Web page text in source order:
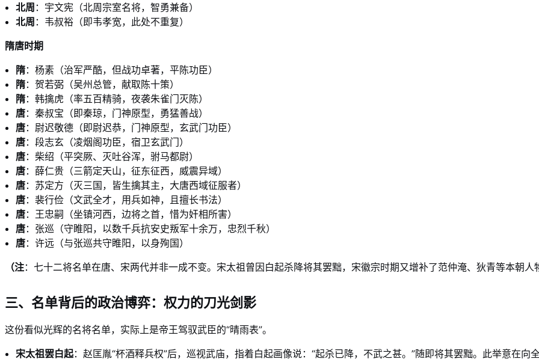
北周 ：宇文宪（北周宗室名将，智勇兼备）
北周 ：韦叔裕（即韦孝宽，此处不重复）
隋唐时期
隋：杨素（治军严酷，但战功卓著，平陈功臣）
隋：贺若弼（吴州总管，献取陈十策）
隋：韩擒虎（率五百精骑，夜袭朱雀门灭陈）
唐：秦叔宝（即秦琼，门神原型，勇猛善战）
唐：尉迟敬德（即尉迟恭，门神原型，玄武门功臣）
唐：段志玄（凌烟阁功臣，宿卫玄武门）
唐：柴绍（平突厥、灭吐谷浑，驸马都尉）
唐：薛仁贵（三箭定天山，征东征西，威震异域）
唐：苏定方（灭三国，皆生擒其主，大唐西域征服者）
唐：裴行俭（文武全才，用兵如神，且擅长书法）
唐：王忠嗣（坐镇河西，边将之首，惜为奸相所害）
唐：张巡（守睢阳，以数千兵抗安史叛军十余万，忠烈千秋）
唐：许远（与张巡共守睢阳，以身殉国）
（注：七十二将名单在唐、宋两代并非一成不变。宋太祖曾因白起杀降将其罢黜，宋徽宗时期又增补了范仲淹、狄青等本朝人
三、名单背后的政治博弈：权力的刀光剑影
这份看似光辉的名将名单，实际上是帝王驾驭武臣的“晴雨表”。
宋太祖罢白起：赵匡胤“杯酒释兵权”后，巡视武庙，指着白起画像说：“起杀已降，不武之甚。”随即将其罢黜。此举意在向